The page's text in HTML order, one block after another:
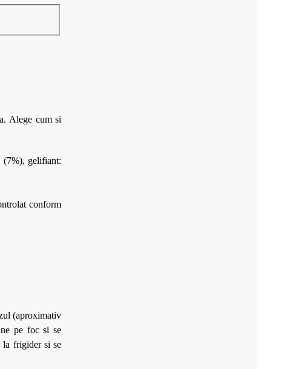
Alege cum si
gelifiant:
conform
(aproximativ
pe foc si se
la frigider si se